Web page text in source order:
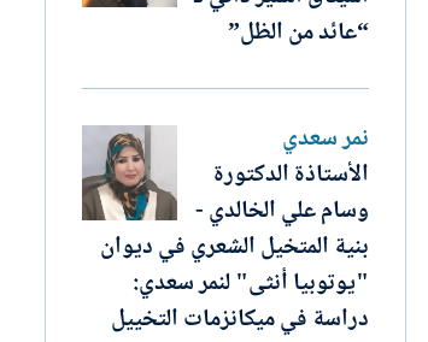
“عائد من الظل”
نمر سعدي
الأستاذة الدكتورة
وسام علي الخالدي -
بنية المتخيل الشعري في ديوان
"يوتوبيا أنثى" لنمر سعدي:
دراسة في ميكانزمات التخييل